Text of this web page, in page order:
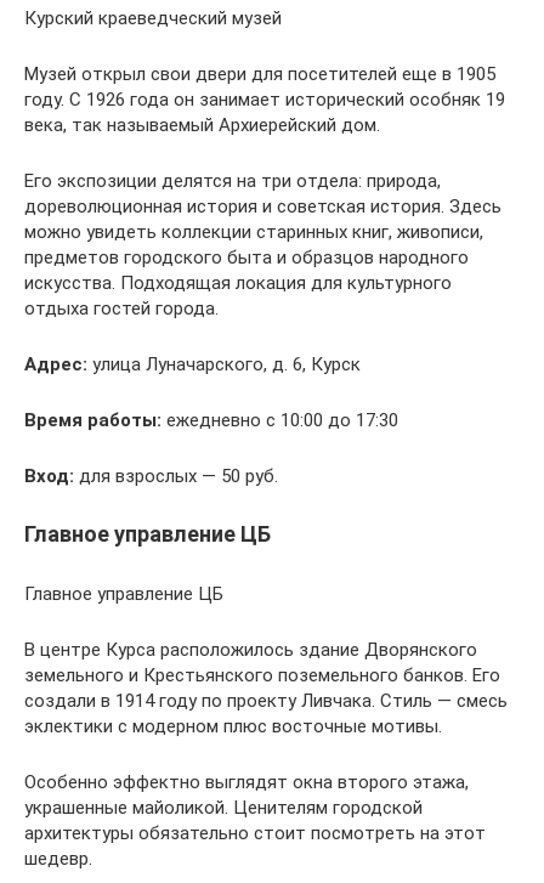
Курский краеведческий музей
Музей открыл свои двери для посетителей еще в 1905
году. С 1926 года он занимает исторический особняк 19
века, так называемый Архиерейский дом.
Его экспозиции делятся на три отдела: природа,
дореволюционная история и советская история. Здесь
можно увидеть коллекции старинных книг, живописи,
предметов городского быта и образцов народного
искусства. Подходящая локация для культурного
отдыха гостей города.
Адрес: улица Луначарского, д. 6, Курск
Время работы: ежедневно с 10:00 до 17:30
Вход: для взрослых — 50 руб.
Главное управление ЦБ
Главное управление ЦБ
В центре Курса расположилось здание Дворянского
земельного и Крестьянского поземельного банков. Его
создали в 1914 году по проекту Ливчака. Стиль — смесь
эклектики с модерном плюс восточные мотивы.
Особенно эффектно выглядят окна второго этажа,
украшенные майоликой. Ценителям городской
архитектуры обязательно стоит посмотреть на этот
шедевр.